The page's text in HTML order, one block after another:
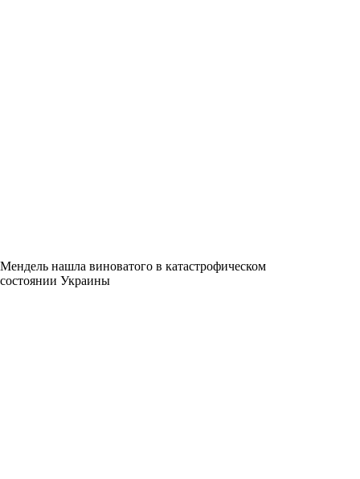
Мендель нашла виноватого в катастрофическом
состоянии Украины